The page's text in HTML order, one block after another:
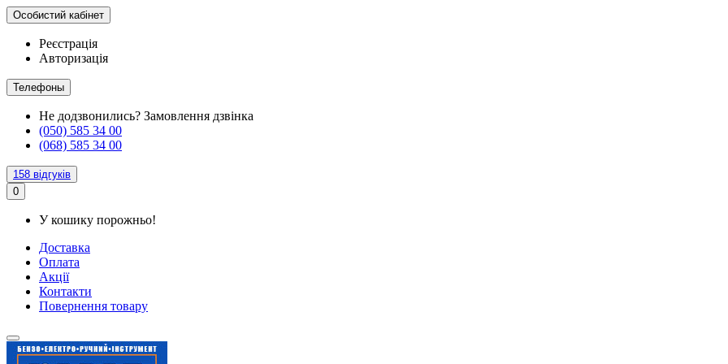
Особистий кабінет
Реєстрація
Авторизація
Телефоны
Не додзвонились? Замовлення дзвінка
(050) 585 34 00
(068) 585 34 00
158 відгуків
0
У кошику порожньо!
Доставка
Оплата
Акції
Контакти
Повернення товару